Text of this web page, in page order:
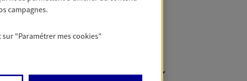
campagnes.
sur "Paramétrer mescookies"